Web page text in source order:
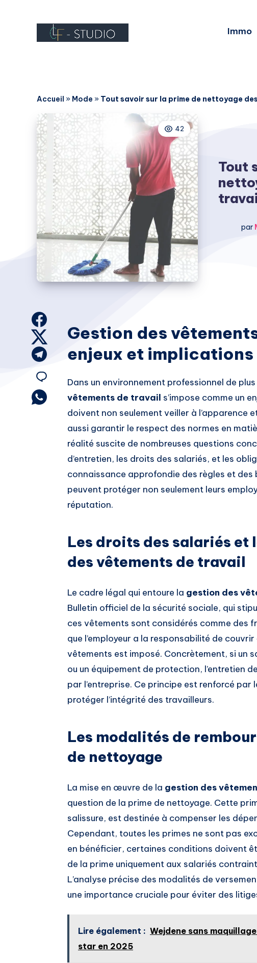
Immo
Accueil » Mode » Tout savoir sur la prime de nettoyage
42
Tout
par
Facebook
Share
Share
Telegram
Email
Share
Whatsapp
Gestion des
enjeux et implications
Dans un environnement professionnel de
vêtements de travail s’impose comme un
doivent non seulement veiller à l’apparence
aussi garantir le respect des normes en
réalité suscite de nombreuses questions
d’entretien, les droits des salariés, et les
connaissance approfondie des règles et des
peuvent protéger non seulement leurs
réputation.
Les droits des salariés et
des vêtements de travail
Le cadre légal qui entoure la gestion des
Bulletin officiel de la sécurité sociale, qui
ces vêtements sont considérés comme des
que l’employeur a la responsabilité de
vêtements est imposé. Concrètement, si un
ou un équipement de protection, l’entretien
par l’entreprise. Ce principe est renforcé par
protéger l’intégrité des travailleurs.
Les modalités de
de nettoyage
La mise en œuvre de la gestion des
question de la prime de nettoyage. Cette
salissure, est destinée à compenser les
Cependant, toutes les primes ne sont pas
en bénéficier, certaines conditions doivent
de la prime uniquement aux salariés
L’analyse précise des modalités de
une importance cruciale pour éviter des
Lire également : Wejdene sans
star en 2025